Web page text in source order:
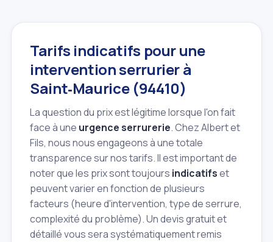
Tarifs indicatifs pour une
intervention serrurier à
Saint‑Maurice (94410)
La question du prix est légitime lorsque l'on fait
face à une urgence serrurerie. Chez Albert et
Fils, nous nous engageons à une totale
transparence sur nos tarifs. Il est important de
noter que les prix sont toujours indicatifset
peuvent varier en fonction de plusieurs
facteurs (heure d'intervention, type de serrure,
complexité du problème). Un devis gratuit et
détaillé vous sera systématiquement remis